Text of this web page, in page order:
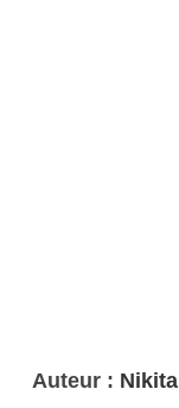
Auteur :